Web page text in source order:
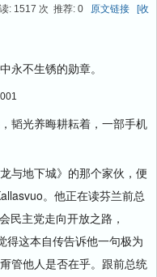
: 1517 次 推荐: 0 原文链接
[收
不生锈的勋章。
光养晦耕耘着，一部手机
地下城》的那个家伙，便
。他正在读芬兰前总
民主党走向开放之路，
得这本自传告诉他一句极为
管他人是否在乎。跟前总统